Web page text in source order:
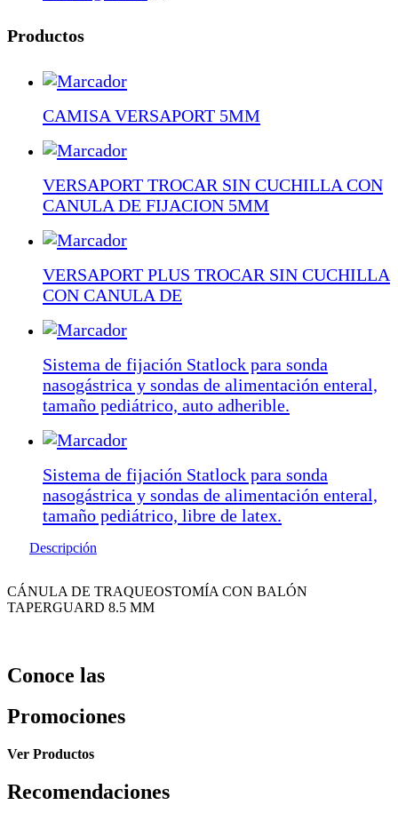
Productos
CAMISA VERSAPORT 5MM
VERSAPORT TROCAR SIN CUCHILLA CON
CANULA DE FIJACION 5MM
VERSAPORT PLUS TROCAR SIN CUCHILLA
CON CANULA DE
Sistema de fijación Statlock para sonda
nasogástrica y sondas de alimentación enteral,
tamaño pediátrico, auto adherible.
Sistema de fijación Statlock para sonda
nasogástrica y sondas de alimentación enteral,
tamaño pediátrico, libre de latex.
Descripción
CÁNULA DE TRAQUEOSTOMÍA CON BALÓN
TAPERGUARD 8.5 MM
Conoce las
Promociones
Ver Productos
Recomendaciones